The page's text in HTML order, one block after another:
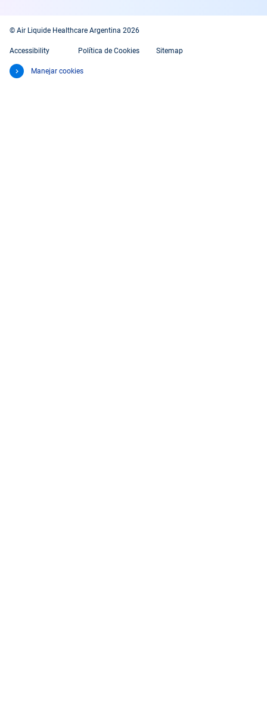
© Air Liquide Healthcare Argentina 2026
Accessibility Política de Cookies Sitemap
Manejar cookies